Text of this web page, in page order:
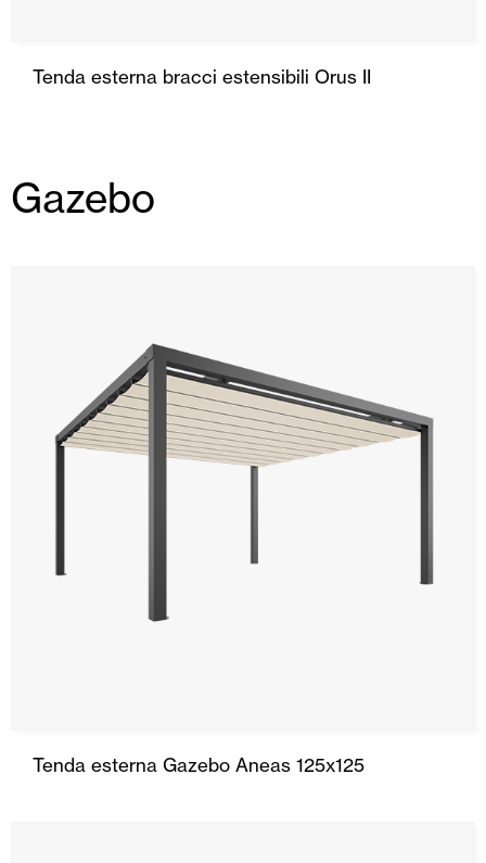
Tenda esterna bracci estensibili Orus II
Gazebo
Tenda esterna Gazebo Aneas 125x125